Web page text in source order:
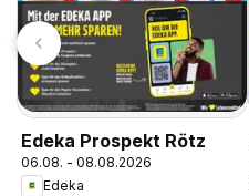
Edeka Prospekt Rötz
06.08. - 08.08.2026
Edeka